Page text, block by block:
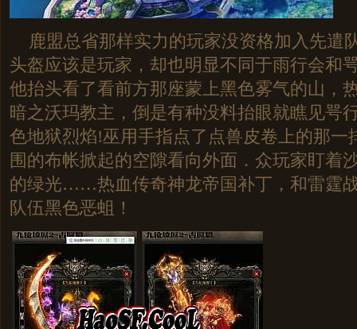
鹿盟总省那样实力的玩家没资格加入先遣
头盔应该是玩家，却也明显不同于雨行会和
他抬头看了看前方那座蒙上黑色雾气的山，
暗之沃玛教主，倒是有种没料抬眼就瞧见咢
色地狱烈焰!巫用手指点了点兽皮卷上的那一
围的布帐掀起的空隙看向外面．众玩家盯着
的绿光……热血传奇神龙帝国补丁，和雷霆
队伍黑色恶蛆！